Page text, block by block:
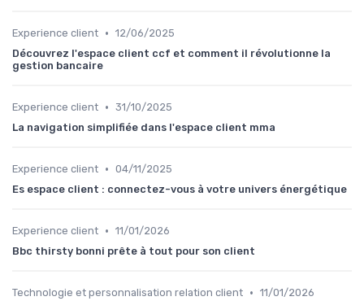
Experience client • 12/06/2025
Découvrez l'espace client ccf et comment il révolutionne la
gestion bancaire
Experience client • 31/10/2025
La navigation simplifiée dans l'espace client mma
Experience client • 04/11/2025
Es espace client : connectez-vous à votre univers énergétique
Experience client • 11/01/2026
Bbc thirsty bonni prête à tout pour son client
Technologie et personnalisation relation client • 11/01/2026